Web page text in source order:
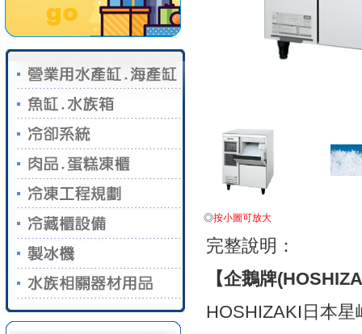
◎按小圖可放大
完整說明：
【企鵝牌
HOSHIZAKI日本